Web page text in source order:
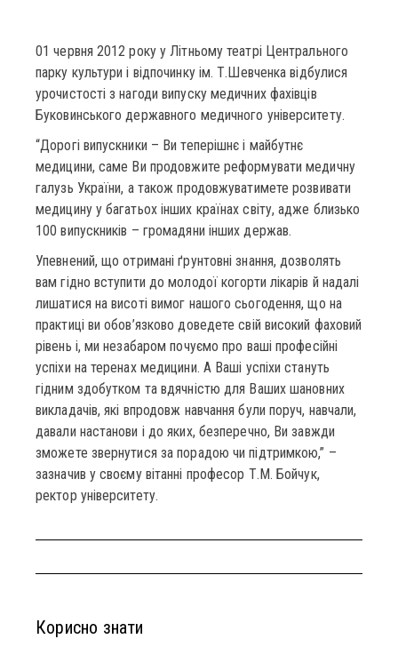
01 червня 2012 року у Літньому театрі Центрального
парку культури і відпочинку ім. Т.Шевченка відбулися
урочистості з нагоди випуску медичних фахівців
Буковинського державного медичного університету.
“Дорогі випускники – Ви теперішнє і майбутнє
медицини, саме Ви продовжите реформувати медичну
галузь України, а також продовжуватимете розвивати
медицину у багатьох інших країнах світу, адже близько
100 випускників – громадяни інших держав.
Упевнений, що отримані ґрунтовні знання, дозволять
вам гідно вступити до молодої когорти лікарів й надалі
лишатися на висоті вимог нашого сьогодення, що на
практиці ви обов’язково доведете свій високий фаховий
рівень і, ми незабаром почуємо про ваші професійні
успіхи на теренах медицини. А Ваші успіхи стануть
гідним здобутком та вдячністю для Ваших шановних
викладачів, які впродовж навчання були поруч, навчали,
давали настанови і до яких, безперечно, Ви завжди
зможете звернутися за порадою чи підтримкою,” –
зазначив у своєму вітанні професор Т.М. Бойчук,
ректор університету.
Корисно знати